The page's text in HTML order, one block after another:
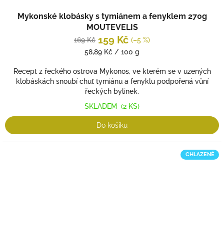
Mykonské klobásky s tymiánem a fenyklem 270g
MOUTEVELIS
169 Kč 159 Kč (–5 %)
Měrná
58,89 Kč / 100 g
Recept z řeckého ostrova Mykonos, ve kterém se v uzených
klobáskách snoubí chuť tymiánu a fenyklu podpořená vůní
řeckých bylinek.
SKLADEM (2 KS)
Do košíku
CHLAZENÉ